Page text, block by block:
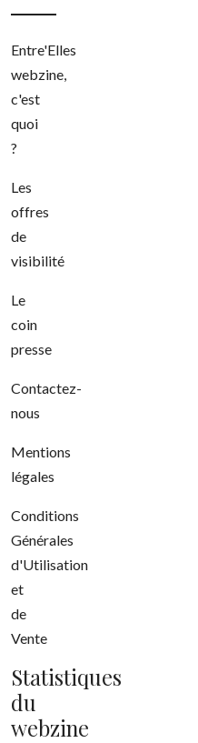
Entre'Elles
webzine,
c'est
quoi
?
Les
offres
de
visibilité
Le
coin
presse
Contactez-
nous
Mentions
légales
Conditions
Générales
d'Utilisation
et
de
Vente
Statistiques
du
webzine